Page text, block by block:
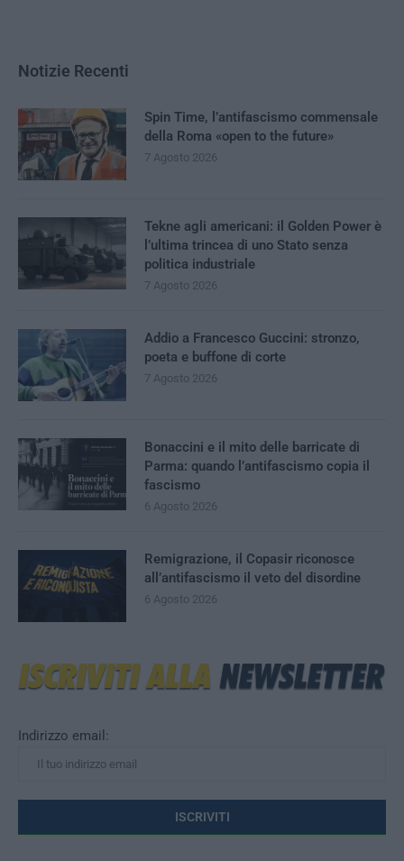
Indirizzo email:
Notizie Recenti
Spin Time, l’antifascismo commensale
della Roma «open to the future»
7 Agosto 2026
Tekne agli americani: il Golden Power è
l’ultima trincea di uno Stato senza
politica industriale
7 Agosto 2026
Addio a Francesco Guccini: stronzo,
poeta e buffone di corte
7 Agosto 2026
Bonaccini e il mito delle barricate di
Parma: quando l’antifascismo copia il
fascismo
6 Agosto 2026
Remigrazione, il Copasir riconosce
all’antifascismo il veto del disordine
6 Agosto 2026